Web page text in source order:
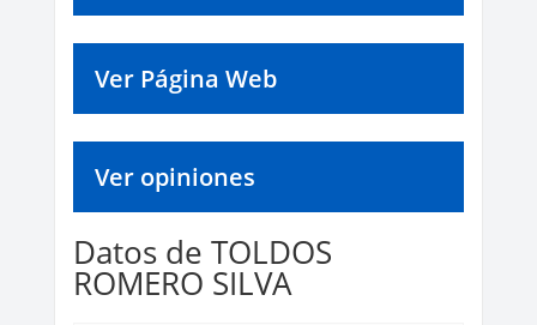
Ver Página Web
Ver opiniones
Datos de TOLDOS
ROMERO SILVA